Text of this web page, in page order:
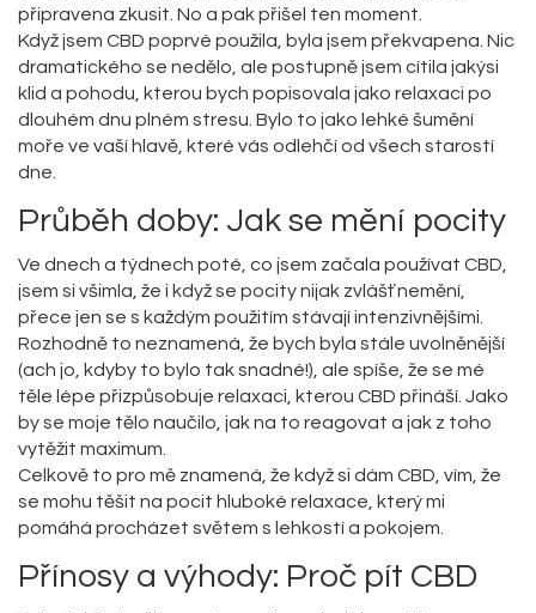
připravena zkusit. No a pak přišel ten moment.
Když jsem CBD poprvé použila, byla jsem překvapena. Nic
dramatického se nedělo, ale postupně jsem cítila jakýsi
klid a pohodu, kterou bych popisovala jako relaxaci po
dlouhém dnu plném stresu. Bylo to jako lehké šumění
moře ve vaší hlavě, které vás odlehčí od všech starostí
dne.
Průběh doby: Jak se mění pocity
Ve dnech a týdnech poté, co jsem začala používat CBD,
jsem si všimla, že i když se pocity nijak zvlášť nemění,
přece jen se s každým použitím stávají intenzivnějšími.
Rozhodně to neznamená, že bych byla stále uvolněnější
(ach jo, kdyby to bylo tak snadné!), ale spíše, že se mé
těle lépe přizpůsobuje relaxaci, kterou CBD přináší. Jako
by se moje tělo naučilo, jak na to reagovat a jak z toho
vytěžit maximum.
Celkově to pro mě znamená, že když si dám CBD, vím, že
se mohu těšit na pocit hluboké relaxace, který mi
pomáhá procházet světem s lehkostí a pokojem.
Přínosy a výhody: Proč pít CBD